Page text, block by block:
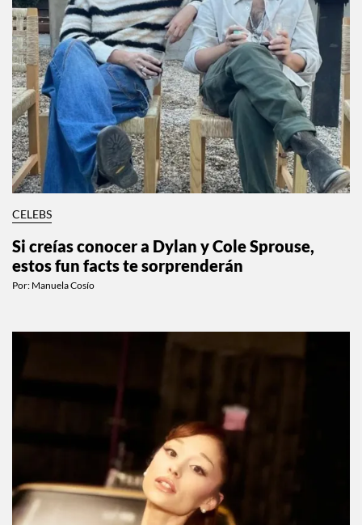
CELEBS
Si creías conocer a Dylan y Cole Sprouse,
estos fun facts te sorprenderán
Por: Manuela Cosío